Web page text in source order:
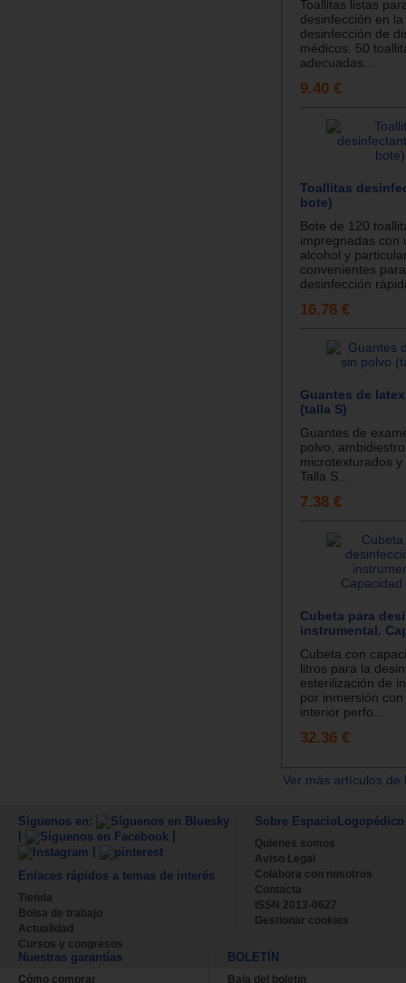
Toallitas listas
desinfección en
desinfección de
médicos. 50
adecuadas...
9.40 €
Toallitas
bote)
Bote de 120
impregnadas con
alcohol y
convenientes
desinfección
16.78 €
Guantes de
(talla S)
Guantes de
polvo,
microtexturados
Talla S...
7.38 €
Cubeta para
instrumental.
Cubeta con
litros para la
esterilización de
por inmersión
interior perfo...
32.36 €
Ver más artículos
Síguenos en:
Enlaces rápidos a temas de interés
Tienda
Bolsa de trabajo
Actualidad
Cursos y congresos
Sobre EspacioLogopédico
Quienes somos
Aviso Legal
Colabora con nosotros
Contacta
ISSN 2013-0627
Gestionar cookies
Nuestras garantías
Cómo comprar
BOLETÍN
Baja del boletin